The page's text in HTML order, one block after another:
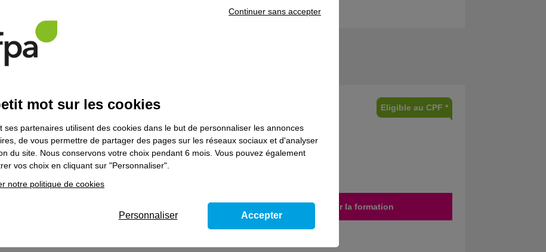
le domaine
et corrective de niveau 3, optimiser les
des réseaux de distribution de
- Bloc de compétences du titre prof.
Eligible au CPF *
Découvrir la formation
mot sur les cookies
ses partenaires utilisent des cookies dans le but de personnaliser les annonces
de vous permettre de partager des pages sur les réseaux sociaux et d'analyser
du site. Nous conservons votre choix pendant 6 mois. Vous pouvez également
vos choix en cliquant sur "Personnaliser".
notre politique de cookies
Continuer sans accepter
Personnaliser Accepter